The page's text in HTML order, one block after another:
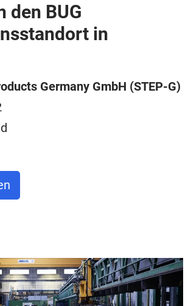
den BUG
in
Germany GmbH (STEP-G)